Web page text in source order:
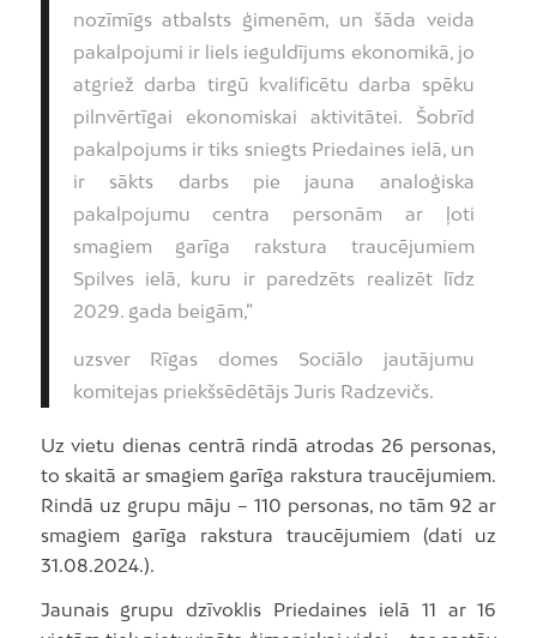
nozīmīgs atbalsts ģimenēm, un šāda veida
pakalpojumi ir liels ieguldījums ekonomikā, jo
atgriež darba tirgū kvalificētu darba spēku
pilnvērtīgai ekonomiskai aktivitātei. Šobrīd
pakalpojums ir tiks sniegts Priedaines ielā, un
ir sākts darbs pie jauna analoģiska
pakalpojumu centra personām ar ļoti
smagiem garīga rakstura traucējumiem
Spilves ielā, kuru ir paredzēts realizēt līdz
2029. gada beigām,”
uzsver Rīgas domes Sociālo jautājumu
komitejas priekšsēdētājs Juris Radzevičs.
Uz vietu dienas centrā rindā atrodas 26 personas,
to skaitā ar smagiem garīga rakstura traucējumiem.
Rindā uz grupu māju – 110 personas, no tām 92 ar
smagiem garīga rakstura traucējumiem (dati uz
31.08.2024.).
Jaunais grupu dzīvoklis Priedaines ielā 11 ar 16